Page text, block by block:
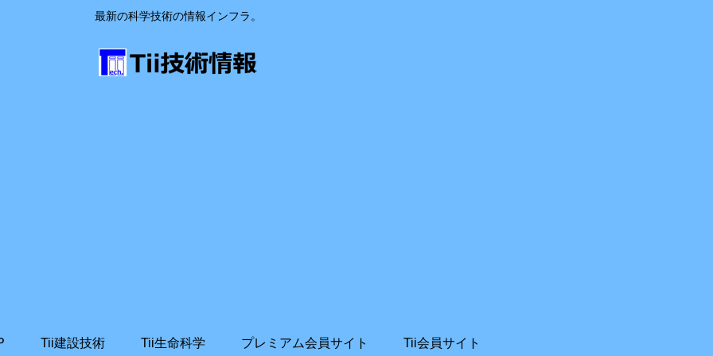
最新の科学技術の情報インフラ。
Tii建設技術 Tii生命科学 プレミアム会員サイト Tii会員サイト